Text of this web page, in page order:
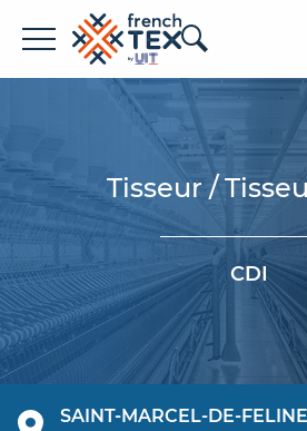
Offres d'emploi
Métiers
Formations
À propos de French TEX
Tisseur /
CDI
SAINT-MARCEL-DE-